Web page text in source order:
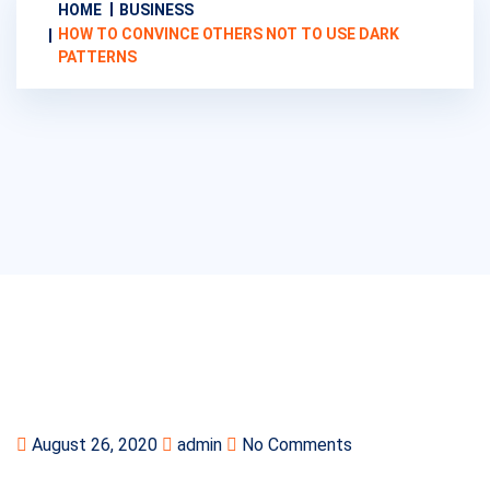
HOME
BUSINESS
HOW TO CONVINCE OTHERS NOT TO USE DARK
PATTERNS
August 26, 2020 admin No Comments